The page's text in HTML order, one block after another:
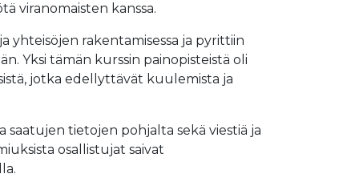
viranomaisten kanssa.
yhteisöjen rakentamisessa ja pyrittiin
Yksi tämän kurssin painopisteistä oli
jotka edellyttävät kuulemista ja
tietojen pohjalta sekä viestiä ja
osallistujat saivat